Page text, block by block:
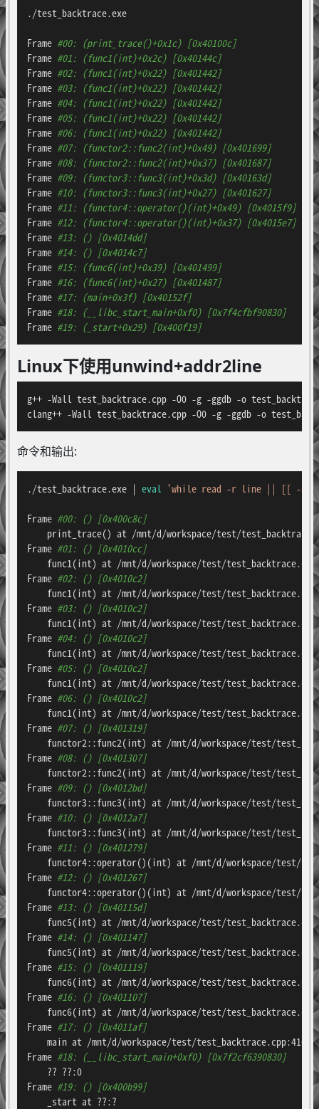
./test_backtrace.exe
Frame #00: (print_trace()+0x1c) [0x40100c]
Frame #01: (func1(int)+0x2c) [0x40144c]
Frame #02: (func1(int)+0x22) [0x401442]
Frame #03: (func1(int)+0x22) [0x401442]
Frame #04: (func1(int)+0x22) [0x401442]
Frame #05: (func1(int)+0x22) [0x401442]
Frame #06: (func1(int)+0x22) [0x401442]
Frame #07: (functor2::func2(int)+0x49) [0x401699]
Frame #08: (functor2::func2(int)+0x37) [0x401687]
Frame #09: (functor3::func3(int)+0x3d) [0x40163d]
Frame #10: (functor3::func3(int)+0x27) [0x401627]
Frame #11: (functor4::operator()(int)+0x49) [0x4015f9]
Frame #12: (functor4::operator()(int)+0x37) [0x4015e7]
Frame #13: () [0x4014dd]
Frame #14: () [0x4014c7]
Frame #15: (func6(int)+0x39) [0x401499]
Frame #16: (func6(int)+0x27) [0x401487]
Frame #17: (main+0x3f) [0x40152f]
Frame #18: (__libc_start_main+0xf0) [0x7f4cfbf90830]
Frame #19: (_start+0x29) [0x400f19]
Linux下使用unwind+addr2line
g++ -Wall test_backtrace.cpp -O0 -g -ggdb -o
clang++ -Wall test_backtrace.cpp -O0 -g -ggdb -o
命令和输出:
./test_backtrace.exe | eval 'while read -r line || [[ -n
Frame #00: () [0x400c8c]
print_trace() at /mnt/d/workspace/test/
Frame #01: () [0x4010cc]
func1(int) at /mnt/d/workspace/test/
Frame #02: () [0x4010c2]
func1(int) at /mnt/d/workspace/test/
Frame #03: () [0x4010c2]
func1(int) at /mnt/d/workspace/test/
Frame #04: () [0x4010c2]
func1(int) at /mnt/d/workspace/test/
Frame #05: () [0x4010c2]
func1(int) at /mnt/d/workspace/test/
Frame #06: () [0x4010c2]
func1(int) at /mnt/d/workspace/test/
Frame #07: () [0x401319]
functor2::func2(int) at /mnt/d/workspace/test/
Frame #08: () [0x401307]
functor2::func2(int) at /mnt/d/workspace/test/
Frame #09: () [0x4012bd]
functor3::func3(int) at /mnt/d/workspace/test/
Frame #10: () [0x4012a7]
functor3::func3(int) at /mnt/d/workspace/test/
Frame #11: () [0x401279]
functor4::operator()(int) at /mnt/d/workspace/test/
Frame #12: () [0x401267]
functor4::operator()(int) at /mnt/d/workspace/test/
Frame #13: () [0x40115d]
func5(int) at /mnt/d/workspace/test/
Frame #14: () [0x401147]
func5(int) at /mnt/d/workspace/test/
Frame #15: () [0x401119]
func6(int) at /mnt/d/workspace/test/
Frame #16: () [0x401107]
func6(int) at /mnt/d/workspace/test/
Frame #17: () [0x4011af]
    main at /mnt/d/workspace/test/test_backtrace.cpp:410
Frame #18: (__libc_start_main+0xf0) [0x7f2cf6390830]
    ?? ??:0
Frame #19: () [0x400b99]
    _start at ??:?